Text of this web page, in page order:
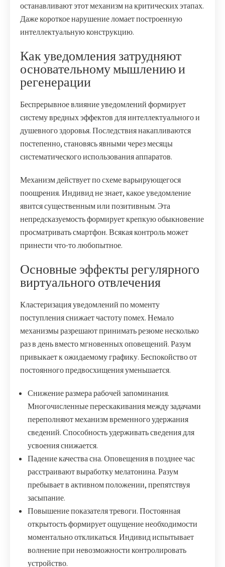
останавливают этот механизм на критических этапах.
Даже короткое нарушение ломает построенную
интеллектуальную конструкцию.
Как уведомления затрудняют
основательному мышлению и
регенерации
Беспрерывное влияние уведомлений формирует
систему вредных эффектов для интеллектуального и
душевного здоровья. Последствия накапливаются
постепенно, становясь явными через месяцы
систематического использования аппаратов.
Механизм действует по схеме варьирующегося
поощрения. Индивид не знает, какое уведомление
явится существенным или позитивным. Эта
непредсказуемость формирует крепкую обыкновение
просматривать смартфон. Всякая контроль может
принести что-то любопытное.
Основные эффекты регулярного
виртуального отвлечения
Кластеризация уведомлений по моменту
поступления снижает частоту помех. Немало
механизмы разрешают принимать резюме несколько
раз в день вместо мгновенных оповещений. Разум
привыкает к ожидаемому графику. Беспокойство от
постоянного предвосхищения уменьшается.
Снижение размера рабочей запоминания.
Многочисленные перескакивания между задачами
переполняют механизм временного удержания
сведений. Способность удерживать сведения для
усвоения снижается.
Падение качества сна. Оповещения в позднее час
расстраивают выработку мелатонина. Разум
пребывает в активном положении, препятствуя
засыпание.
Повышение показателя тревоги. Постоянная
открытость формирует ощущение необходимости
моментально откликаться. Индивид испытывает
волнение при невозможности контролировать
устройство.